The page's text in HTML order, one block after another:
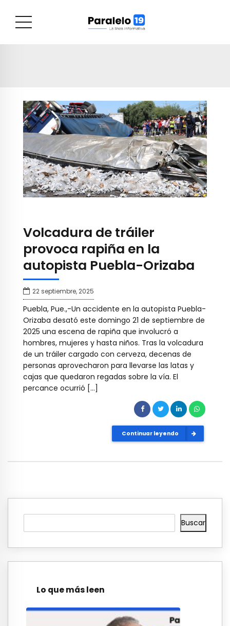
Volcadura de tráiler
provoca rapiña en la
autopista Puebla-Orizaba
22 septiembre, 2025
Puebla, Pue.,-Un accidente en la autopista Puebla-
Orizaba desató este domingo 21 de septiembre de
2025 una escena de rapiña que involucró a
hombres, mujeres y hasta niños. Tras la volcadura
de un tráiler cargado con cerveza, decenas de
personas aprovecharon para llevarse las latas y
cajas que quedaron regadas sobre la vía. El
percance ocurrió […]
Continuar leyendo
Buscar
Lo que más leen